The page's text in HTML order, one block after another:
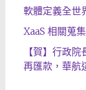
軟體定義全世
XaaS 相關蒐集
【賀】行政
再匯款，華航